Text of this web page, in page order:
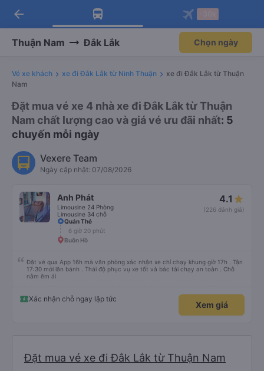
Tải app Vexere ngay!
Nhận ưu đãi thành viên độc
Mở app
Tải app Vexere
-30k/ghế khi đặt vé máy bay qua
Mở app
arrow_back
Thuận Nam Đắk Lắk Chọn ngày
Vé xe khách xe đi Đắk Lắk từ Ninh Thuận
xe đi Đắk Lắk từ Thuận
Nam
Đặt mua vé xe 4 nhà xe đi Đắk Lắk từ Thuận
Nam chất lượng cao và giá vé ưu đãi nhất: 5
chuyến mỗi ngày
Vexere Team
Ngày cập nhật: 07/08/2026
Anh Phát
Limousine 24 Phòng
Limousine 34 chỗ
4.1
(226 đánh giá)
Quán Thẻ
6 giờ 20 phút
Buôn Hồ
Đặt vé qua App 16h mà văn phòng xác nhận xe chỉ chạy khung giờ 17h . Tận
17:30 mới lăn bánh . Thái độ phục vụ xe tốt và bác tài chạy an toàn . Chỗ
nằm êm ái
Xác nhận chỗ ngay lập tức
Xem giá
Đặt mua vé xe đi Đắk Lắk từ Thuận Nam